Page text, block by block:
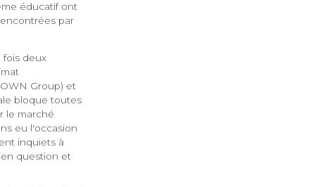
éducatif ont
par
fois deux
Group) et
bloque toutes
le marché
eu l'occasion
inquiets à
question et